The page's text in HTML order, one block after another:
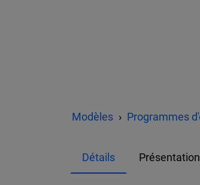
Modèles Programmes
Détails